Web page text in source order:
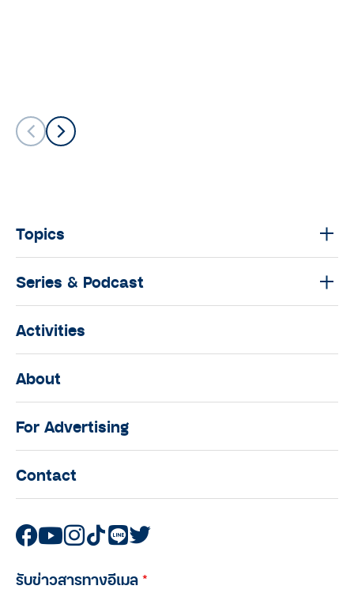
Topics
Series & Podcast
Activities
About
For Advertising
Contact
รับข่าวสารทางอีเมล*